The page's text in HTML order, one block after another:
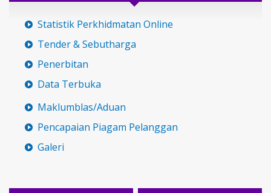
Statistik Perkhidmatan Online
Tender & Sebutharga
Penerbitan
Data Terbuka
Maklumblas/Aduan
Pencapaian Piagam Pelanggan
Galeri